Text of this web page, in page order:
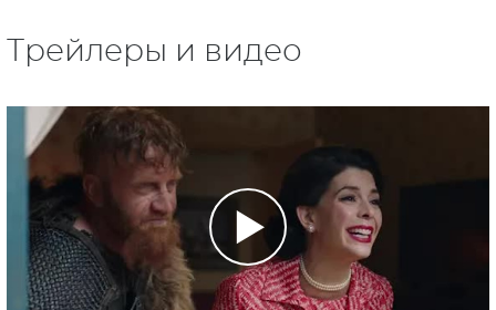
Трейлеры и видео